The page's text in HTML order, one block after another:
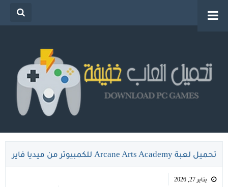
تحميل العاب خفيفة للكمبيوتر من ميديا فاير للاجهزة
الضعيفة
تحميل لعبة Arcane Arts Academy للكمبيوتر من ميديا فاير
يناير 27, 2026